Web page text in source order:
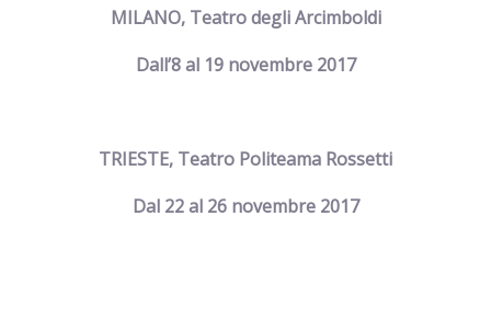
MILANO, Teatro degli Arcimboldi
Dall’8 al 19 novembre 2017
TRIESTE, Teatro Politeama Rossetti
Dal 22 al 26 novembre 2017